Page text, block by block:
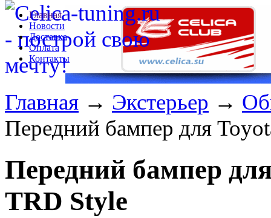
Главная
Новости
Доставка
Оплата
Контакты
Главная → Экстерьер →
Передний бампер для
Передний бампер
TRD Style